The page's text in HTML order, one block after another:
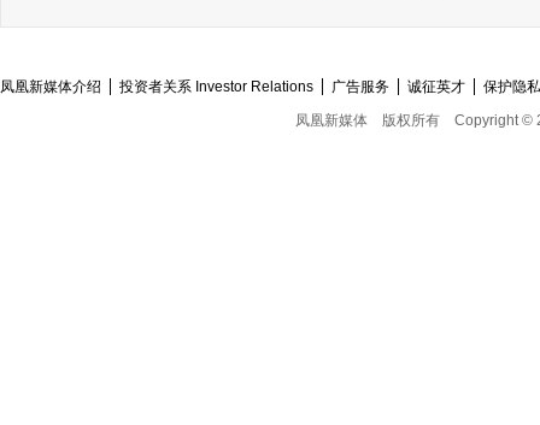
凤凰新媒体介绍 投资者关系 Investor Relations 广告服务 诚征英才
保护隐
凤凰新媒体
版权所有 Copyright ©